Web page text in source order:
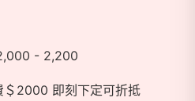
- 2,200
＄2000 即刻下定可折抵